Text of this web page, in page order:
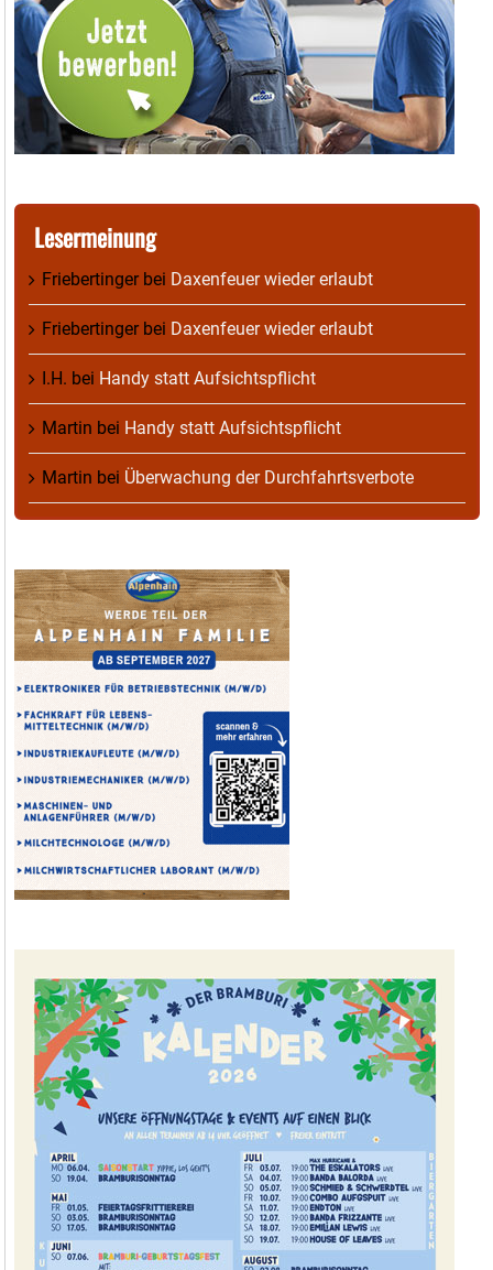
Lesermeinung
Friebertingerbei Daxenfeuer wieder erlaubt
Friebertingerbei Daxenfeuer wieder erlaubt
I.H. bei Handy statt Aufsichtspflicht
Martin bei Handy statt Aufsichtspflicht
Martin bei Überwachung der Durchfahrtsverbote